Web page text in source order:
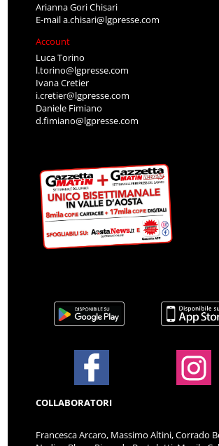
Arianna Gori Chisari
E-maila.chisari@lgpresse.com
Account
Luca Torino
l.torino@lgpresse.com
Ivana Cretier
i.cretier@lgpresse.com
Daniele Fimiano
d.fimiano@lgpresse.com
COLLABORATORI
Francesca Arcaro, Massimo Altini, Corrado